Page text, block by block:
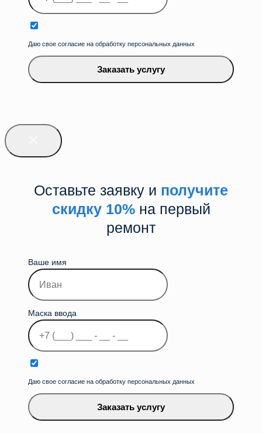
Даю свое согласие на обработку персональных данных
Заказать услугу
Оставьте заявку и получите
скидку 10%на первый
ремонт
Ваше имя
Маска ввода
Даю свое согласие на обработку персональных данных
Заказать услугу